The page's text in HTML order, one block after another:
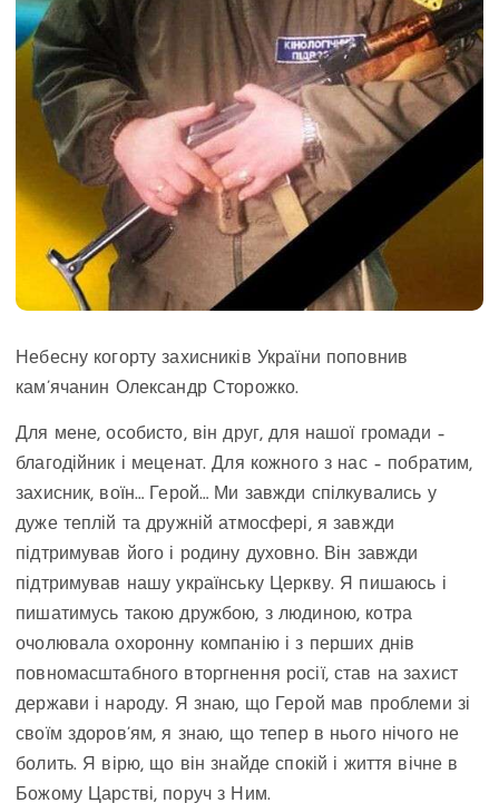
Небесну когорту захисників України поповнив
кам’ячанин Олександр Сторожко.
Для мене, особисто, він друг, для нашої громади –
благодійник і меценат. Для кожного з нас – побратим,
захисник, воїн… Герой… Ми завжди спілкувались у
дуже теплій та дружній атмосфері, я завжди
підтримував його і родину духовно. Він завжди
підтримував нашу українську Церкву. Я пишаюсь і
пишатимусь такою дружбою, з людиною, котра
очолювала охоронну компанію і з перших днів
повномасштабного вторгнення росії, став на захист
держави і народу. Я знаю, що Герой мав проблеми зі
своїм здоров’ям, я знаю, що тепер в нього нічого не
болить. Я вірю, що він знайде спокій і життя вічне в
Божому Царстві, поруч з Ним.